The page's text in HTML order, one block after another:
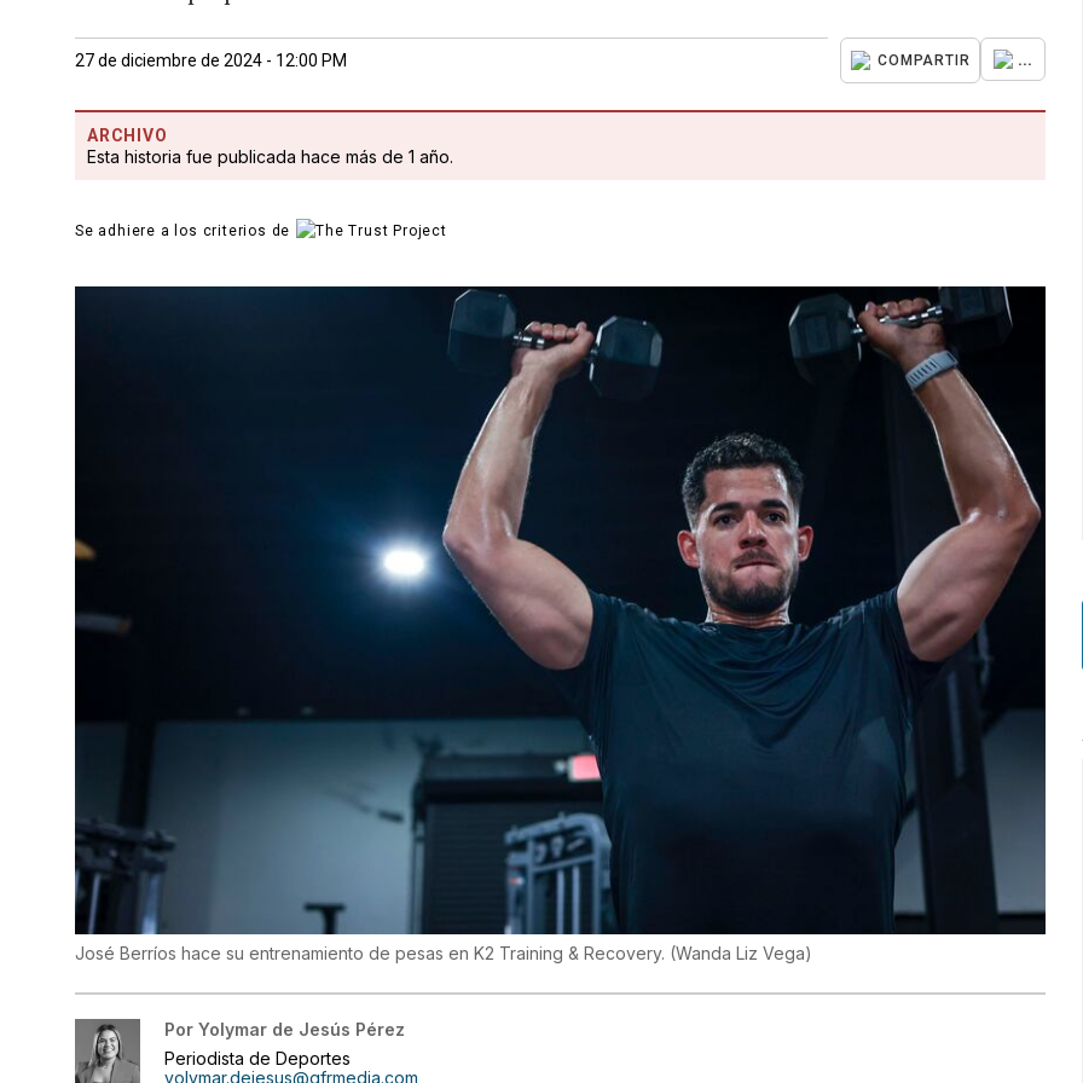
27 de diciembre de 2024 - 12:00 PM COMPARTIR ...
ARCHIVO
Esta historia fue publicada hace más de 1 año.
Se adhiere a los criterios de
José Berríos hace su entrenamiento de pesas en K2 Training & Recovery. (Wanda Liz Vega)
Por Yolymar de Jesús Pérez
Periodista de Deportes
yolymar.dejesus@gfrmedia.com